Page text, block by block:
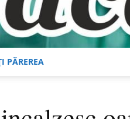
PĂREREA